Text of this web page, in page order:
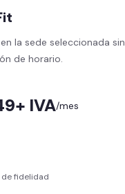
Fit App
Fit Go
al mes
al Smart Spa
la sede seleccionada sin
de horario.
+ IVA/mes
de fidelidad